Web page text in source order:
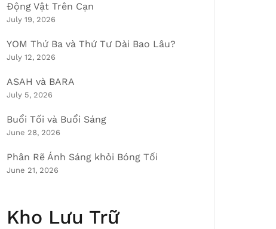
Động Vật Trên Cạn
July 19, 2026
YOM Thứ Ba và Thứ Tư Dài Bao Lâu?
July 12, 2026
ASAH và BARA
July 5, 2026
Buổi Tối và Buổi Sáng
June 28, 2026
Phân Rẽ Ánh Sáng khỏi Bóng Tối
June 21, 2026
Kho Lưu Trữ